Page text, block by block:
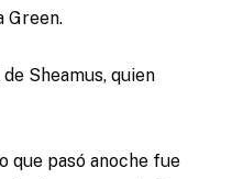
Green.
Sheamus, quien
que pasó anoche fue